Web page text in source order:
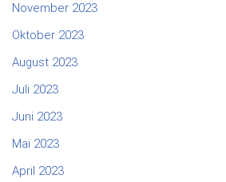
November 2023
Oktober 2023
August 2023
Juli 2023
Juni 2023
Mai 2023
April 2023